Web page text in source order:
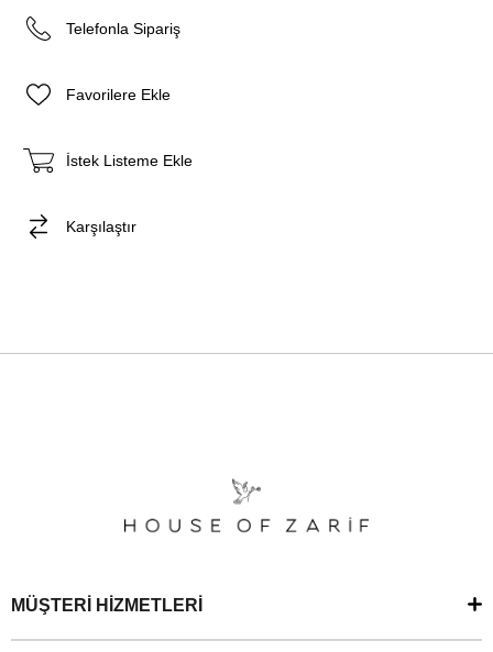
Telefonla Sipariş
Favorilere Ekle
İstek Listeme Ekle
Karşılaştır
MÜŞTERİ HİZMETLERİ